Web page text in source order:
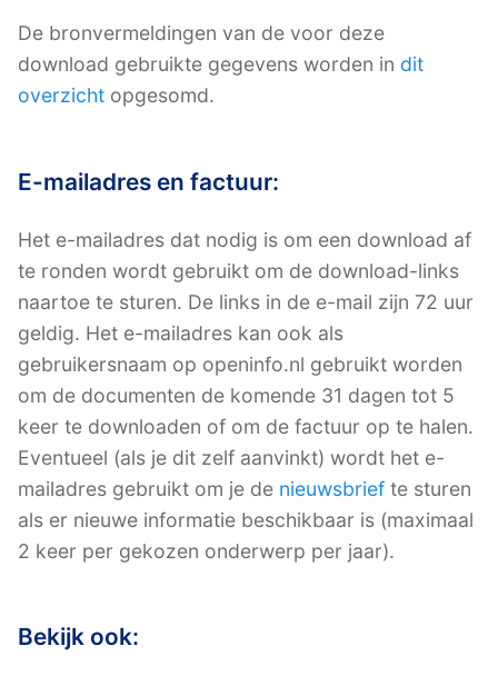
De bronvermeldingen van de voor deze
download gebruikte gegevens worden in dit
overzicht opgesomd.
E-mailadres en factuur:
Het e-mailadres dat nodig is om een download af
te ronden wordt gebruikt om de download-links
naartoe te sturen. De links in de e-mail zijn 72 uur
geldig. Het e-mailadres kan ook als
gebruikersnaam op openinfo.nl gebruikt worden
om de documenten de komende 31 dagen tot 5
keer te downloaden of om de factuur op te halen.
Eventueel (als je dit zelf aanvinkt) wordt het e-
mailadres gebruikt om je de nieuwsbrief te sturen
als er nieuwe informatie beschikbaar is (maximaal
2 keer per gekozen onderwerp per jaar).
Bekijk ook: